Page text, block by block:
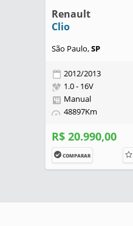
Renault
Clio
São Paulo,SP
2012/2013
1.0 - 16V
Manual
48897Km
R$ 20.990,00
COMPARAR